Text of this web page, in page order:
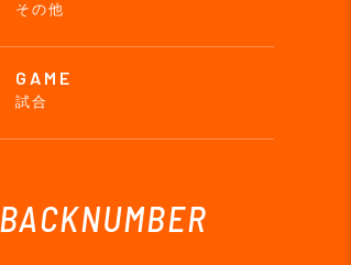
その他
GAME
試合
BACKNUMBER